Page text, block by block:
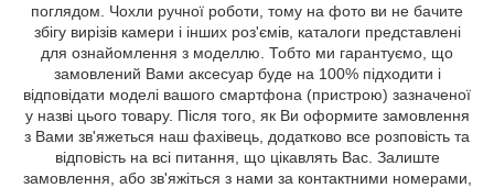
поглядом. Чохли ручної роботи, тому на фото ви не бачите
збігу вирізів камери і інших роз'ємів, каталоги представлені
для ознайомлення з моделлю. Тобто ми гарантуємо, що
замовлений Вами аксесуар буде на 100% підходити і
відповідати моделі вашого смартфона (пристрою) зазначеної
у назві цього товару. Після того, як Ви оформите замовлення
з Вами зв'яжеться наш фахівець, додатково все розповість та
відповість на всі питання, що цікавлять Вас. Залиште
замовлення, або зв'яжіться з нами за контактними номерами,